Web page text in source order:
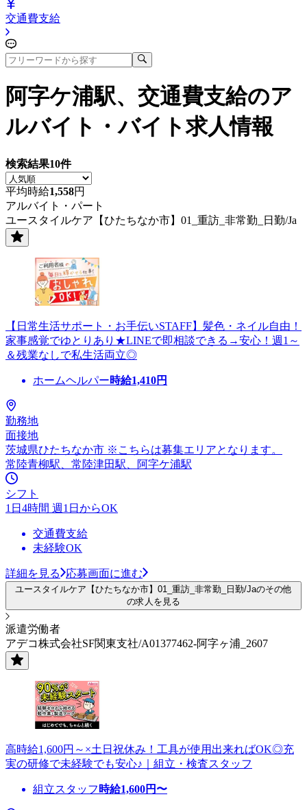
交通費支給
阿字ケ浦駅、交通費支給のア
ルバイト・バイト求人情報
検索結果10件
平均時給1,558円
アルバイト・パート
ユースタイルケア【ひたちなか市】01_重訪_非常勤_日勤/Ja
【日常生活サポート・お手伝いSTAFF】髪色・ネイル自由！
家事感覚でゆとりあり★LINEで即相談できる→安心！週1～
＆残業なしで私生活両立◎
ホームヘルパー時給1,410円
勤務地
面接地
茨城県ひたちなか市 ※こちらは募集エリアとなります。
常陸青柳駅、常陸津田駅、阿字ケ浦駅
シフト
1日4時間 週1日からOK
交通費支給
未経験OK
詳細を見る 応募画面に進む
ユースタイルケア【ひたちなか市】01_重訪_非常勤_日勤/Jaのその他
の求人を見る
派遣労働者
アデコ株式会社SF関東支社/A01377462-阿字ヶ浦_2607
高時給1,600円～×土日祝休み！工具が使用出来ればOK◎充
実の研修で未経験でも安心♪｜組立・検査スタッフ
組立スタッフ 時給1,600円〜